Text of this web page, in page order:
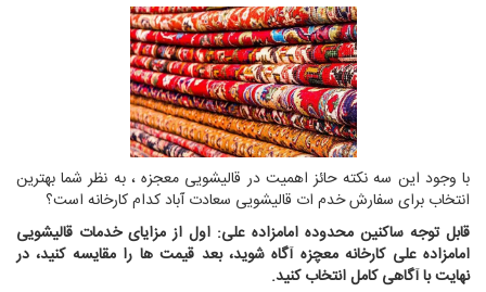
با وجود این سه نکته حائز اهمیت در قالیشویی معجزه ، به نظر شما بهترین
انتخاب برای سفارش خدم ات قالیشویی سعادت آباد کدام کارخانه است؟
قابل توجه ساکنین محدوده امامزاده علی: اول از مزایای خدمات قالیشویی
امامزاده علی کارخانه معچزه آگاه شوید، بعد قیمت ها را مقایسه کنید، در
نهایت با آگاهی کامل انتخاب کنید.